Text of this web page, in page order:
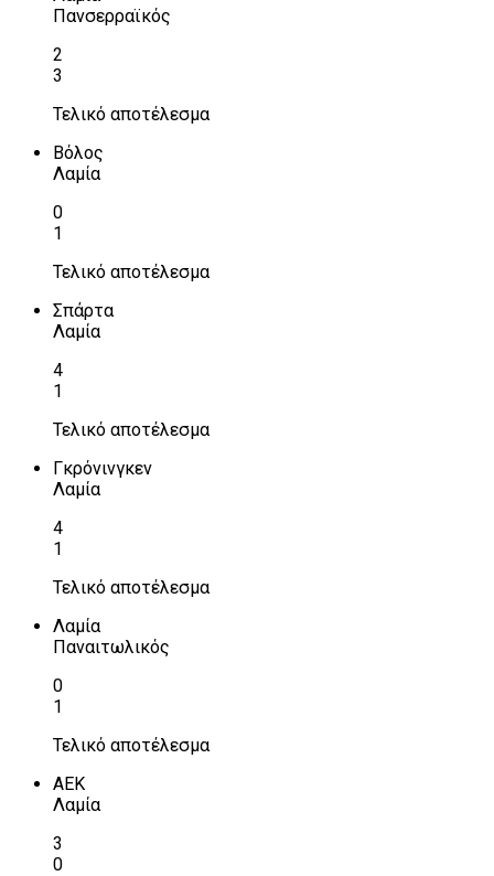
Πανσερραϊκός
2
3
Τελικό αποτέλεσμα
Βόλος
Λαμία
0
1
Τελικό αποτέλεσμα
Σπάρτα
Λαμία
4
1
Τελικό αποτέλεσμα
Γκρόνινγκεν
Λαμία
4
1
Τελικό αποτέλεσμα
Λαμία
Παναιτωλικός
0
1
Τελικό αποτέλεσμα
ΑΕΚ
Λαμία
3
0